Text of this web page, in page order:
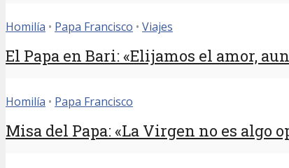
Homilía • Papa Francisco • Viajes
El Papa en Bari: «Elijamos el amor,
Homilía • Papa Francisco
Misa del Papa: «La Virgen no es algo